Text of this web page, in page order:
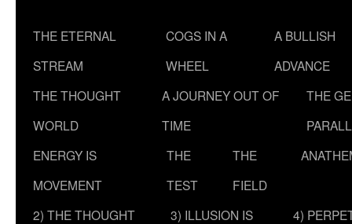
THE ETERNAL
STREAM
COGS IN A
WHEEL
A BULLISH
ADVANCE
THE THOUGHT
WORLD
A JOURNEY OUT OF
TIME
THE
ENERGY IS
MOVEMENT
THE
TEST
THE
FIELD
2) THE THOUGHT
3) ILLUSION IS
4)